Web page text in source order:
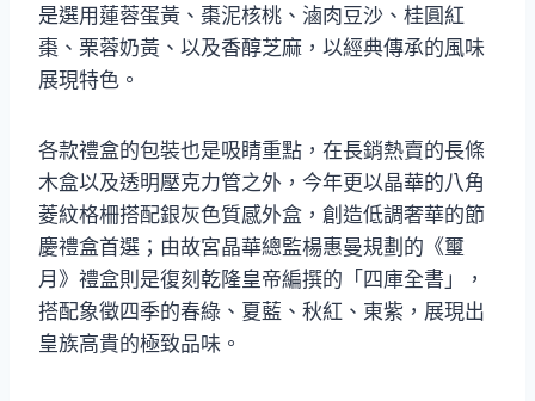
是選用蓮蓉蛋黃、棗泥核桃、滷肉豆沙、桂圓紅
棗、栗蓉奶黃、以及香醇芝麻，以經典傳承的風味
展現特色。
各款禮盒的包裝也是吸睛重點，在長銷熱賣的長條
木盒以及透明壓克力管之外，今年更以晶華的八角
菱紋格柵搭配銀灰色質感外盒，創造低調奢華的節
慶禮盒首選；由故宮晶華總監楊惠曼規劃的《璽
月》禮盒則是復刻乾隆皇帝編撰的「四庫全書」，
搭配象徵四季的春綠、夏藍、秋紅、東紫，展現出
皇族高貴的極致品味。